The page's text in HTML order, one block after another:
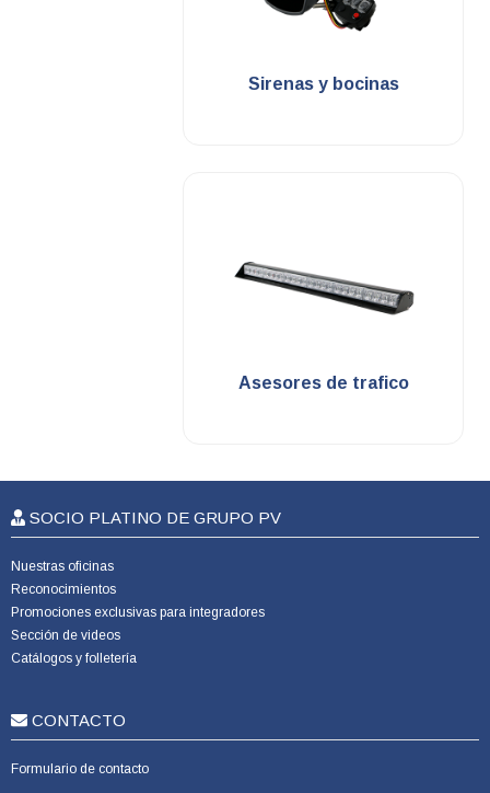
Sirenas y bocinas
Asesores de trafico
SOCIO PLATINO DE GRUPO PV
Nuestras oficinas
Reconocimientos
Promociones exclusivas para integradores
Sección de videos
Catálogos y folletería
CONTACTO
Formulario de contacto